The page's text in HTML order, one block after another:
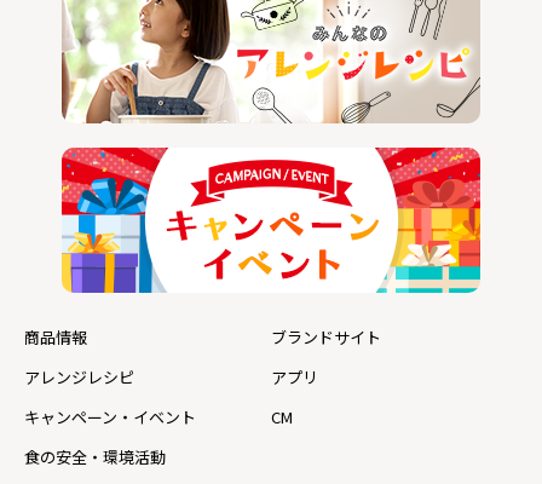
商品情報
ブランドサイト
アレンジレシピ
アプリ
キャンペーン・イベント
CM
食の安全・環境活動